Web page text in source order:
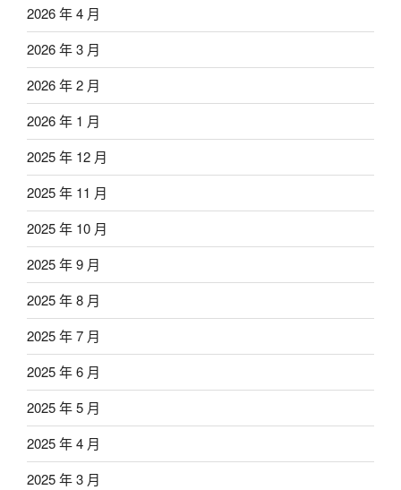
2026 年 4 月
2026 年 3 月
2026 年 2 月
2026 年 1 月
2025 年 12 月
2025 年 11 月
2025 年 10 月
2025 年 9 月
2025 年 8 月
2025 年 7 月
2025 年 6 月
2025 年 5 月
2025 年 4 月
2025 年 3 月